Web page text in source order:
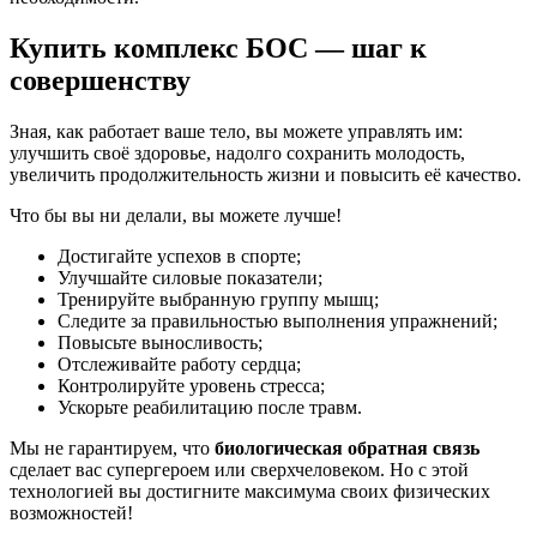
Купить комплекс БОС — шаг к
совершенству
Зная, как работает ваше тело, вы можете управлять им:
улучшить своё здоровье, надолго сохранить молодость,
увеличить продолжительность жизни и повысить её качество.
Что бы вы ни делали, вы можете лучше!
Достигайте успехов в спорте;
Улучшайте силовые показатели;
Тренируйте выбранную группу мышц;
Следите за правильностью выполнения упражнений;
Повысьте выносливость;
Отслеживайте работу сердца;
Контролируйте уровень стресса;
Ускорьте реабилитацию после травм.
Мы не гарантируем, что биологическая обратная связь
сделает вас супергероем или сверхчеловеком. Но с этой
технологией вы достигните максимума своих физических
возможностей!